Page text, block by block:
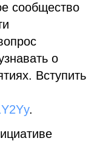
сообщество
о
Вступить
.